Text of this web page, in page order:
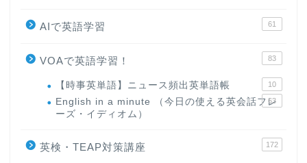
AIで英語学習 61
VOAで英語学習！ 83
【時事英単語】ニュース頻出英単語帳 10
English in a minute （今日の使える英会話フレ
ーズ・イディオム）
63
英検・TEAP対策講座 172